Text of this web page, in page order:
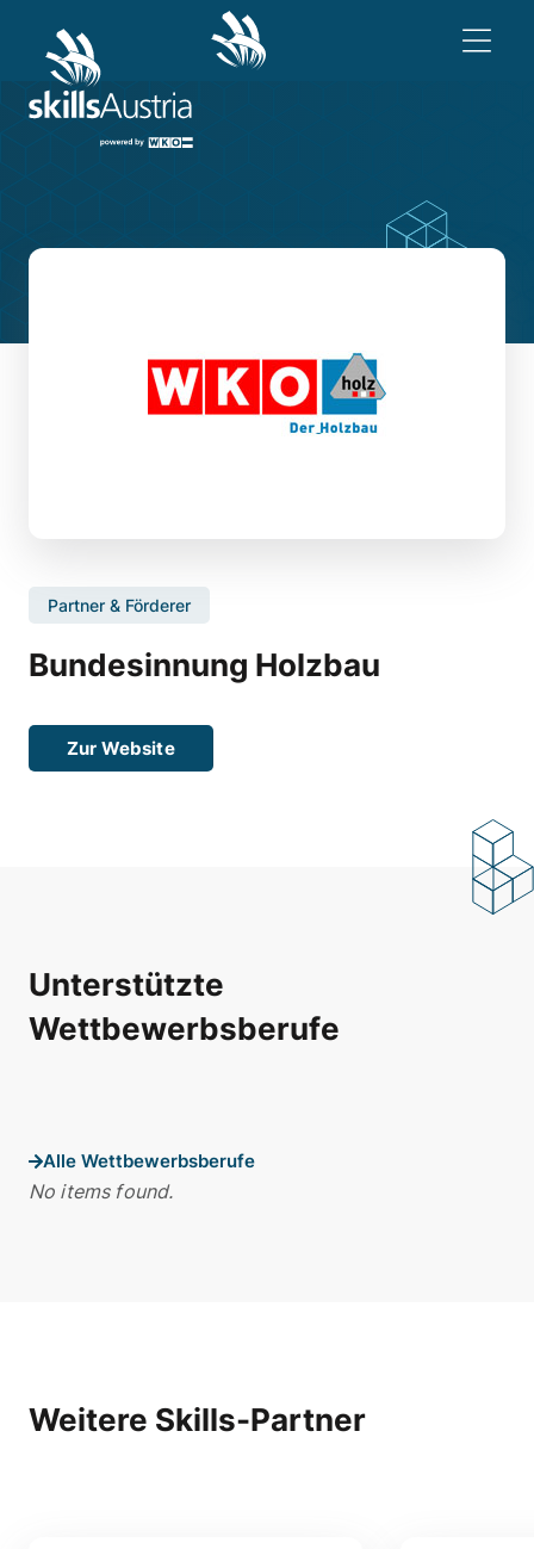
Partner & Förderer
Bundesinnung Holzbau
Zur Website
Unterstützte
Wettbewerbsberufe
Alle Wettbewerbsberufe
No items found.
Weitere Skills-Partner